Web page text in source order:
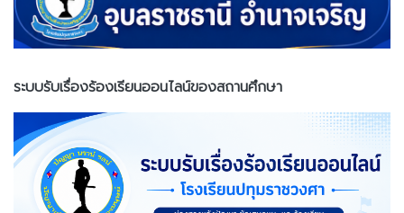
ระบบรับเรื่องร้องเรียนออนไลน์ของสถานศึกษา